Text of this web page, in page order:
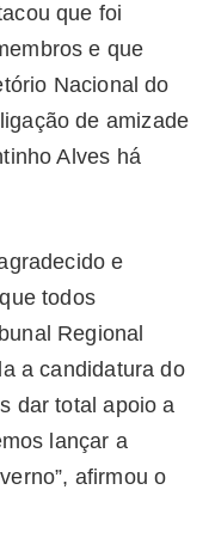
que foi
e que
Nacional do
de amizade
Alves há
e
todos
Regional
a candidatura do
dar total apoio a
lançar a
afirmou o